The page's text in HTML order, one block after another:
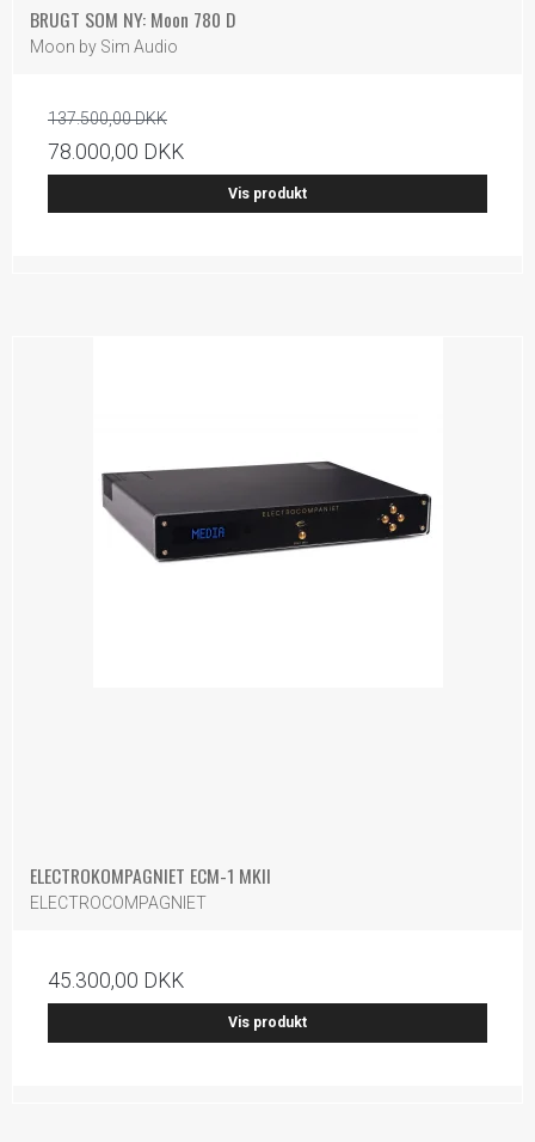
BRUGT SOM NY: Moon 780 D
Moon by Sim Audio
137.500,00 DKK
78.000,00 DKK
Vis produkt
ELECTROKOMPAGNIET ECM-1 MKII
ELECTROCOMPAGNIET
45.300,00 DKK
Vis produkt